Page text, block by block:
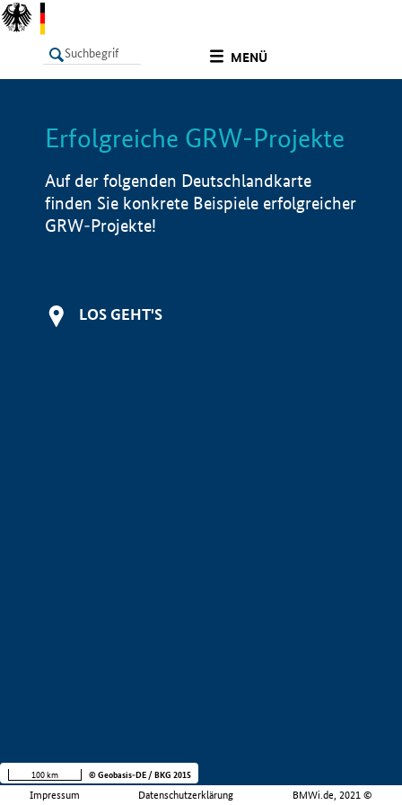
MENÜ
LISTE Info
Erfolgreiche GRW-Projekte
Auf der folgenden Deutschlandkarte
finden Sie konkrete Beispiele erfolgreicher
GRW-Projekte!
LOS GEHT'S
Impressum Datenschutzerklärung BMWi.de, 2021 ©
100 km © Geobasis-DE / BKG 2015